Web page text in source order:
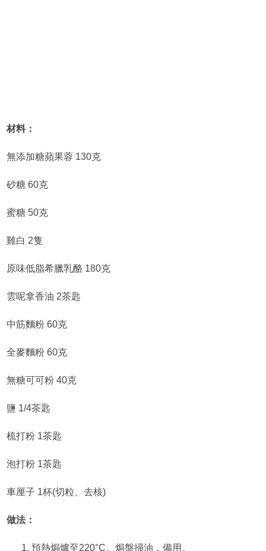
材料：
無添加糖蘋果蓉 130克
砂糖 60克
蜜糖 50克
雞白 2隻
原味低脂希臘乳酪 180克
雲呢拿香油 2茶匙
中筋麵粉 60克
全麥麵粉 60克
無糖可可粉 40克
鹽 1/4茶匙
梳打粉 1茶匙
泡打粉 1茶匙
車厘子 1杯(切粒、去核)
做法：
預熱焗爐至220°C。焗盤掃油，備用。